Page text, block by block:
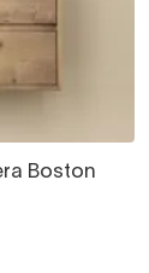
Boston